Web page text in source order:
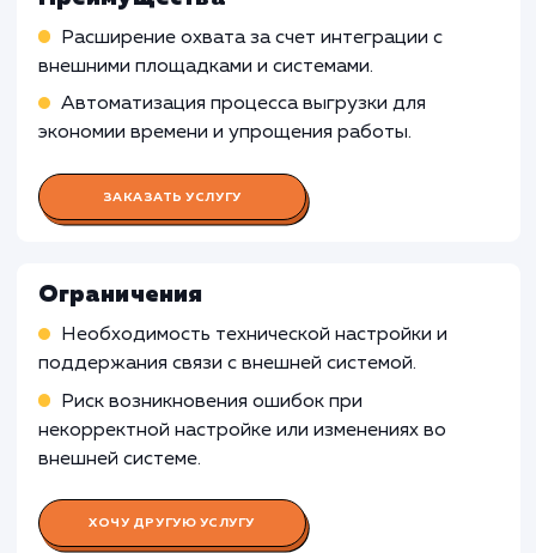
систему может быть излишней и
из-за низкой степени автоматизации и
внедрение.
Уникальные и специализированные
товары: Если товары компании уникальны
имеют сложные характеристики, которые
систему может быть менее эффективной, и
ручное внесение данных предпочтительнее.
Узнать почему